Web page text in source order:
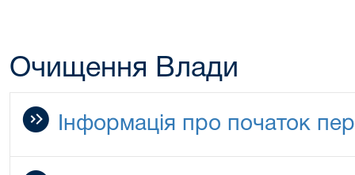
Очищення Влади
Інформація про початок